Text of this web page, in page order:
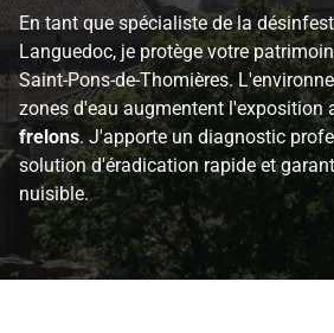
En tant que spécialiste de la
Languedoc, je protège votre
Saint-Pons-de-Thomières.
zones d'eau augmentent l'exposition
frelons. J'apporte un diagnostic
solution d'éradication rapide et
nuisible.